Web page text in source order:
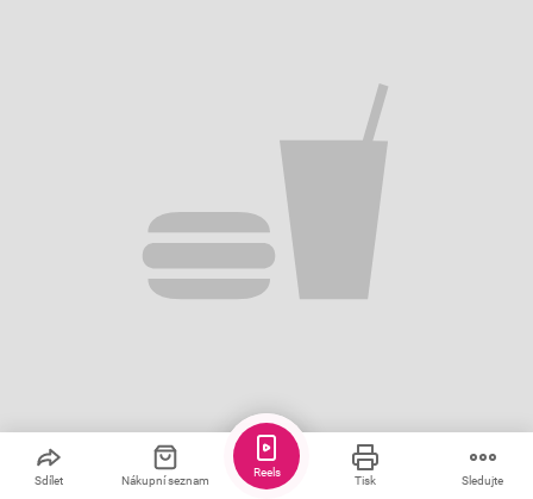
Uložit Sdílet
Sdílet Nákupní seznam Tisk Sledujte
Reels